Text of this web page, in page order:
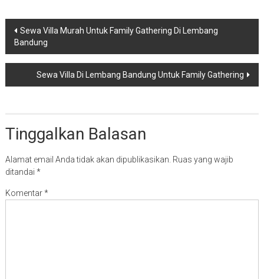
Navigasi
pos
Sewa Villa Murah Untuk Family Gathering Di Lembang
Bandung
Sewa Villa Di Lembang Bandung Untuk Family Gathering
Tinggalkan Balasan
Alamat email Anda tidak akan dipublikasikan. Ruas yang wajib
ditandai *
Komentar*